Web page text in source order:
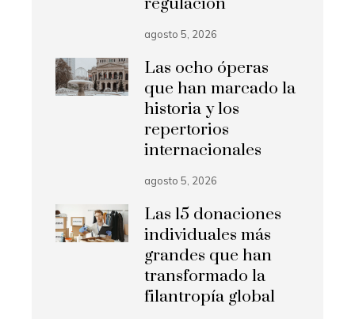
agosto 5, 2026
Las ocho óperas
que han marcado la
historia y los
repertorios
internacionales
agosto 5, 2026
Las 15 donaciones
individuales más
grandes que han
transformado la
filantropía global